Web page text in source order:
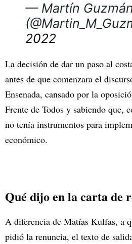
— Martín Guzmán
2022
La decisión de dar un paso al
antes de que comenzara el
Ensenada, cansado por la
Frente de Todos y sabiendo que,
no tenía instrumentos para
económico.
Qué dijo en la carta de
A diferencia de Matías Kulfas, a
pidió la renuncia, el texto de